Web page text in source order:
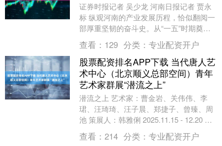
证券时报记者 吴少龙 河南日报记者 贾永
标 纵观河南的产业发展历程，恰似翻阅一
部厚重坚韧的奋斗史。从“一五”时期奠定
重工业根基，到改革开放后制造业规模化
扩张，再....
查看： 129 分类： 专业配资开户
股票配资排名APP下载 当代唐人艺
术中心（北京顺义总部空间）青年
艺术家群展“潜流之上”
潜流之上 艺术家：曹金岩、关伟伟、李
珺、汪琦琦、汪子晨、郑捷子、曾臻、周
池 策展人：韩雅俐 2025.11.15 - 12.20 当
代唐人艺术中心 北京总部空间....
查看： 214 分类： 专业配资开户